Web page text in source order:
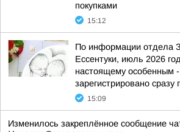
покупками
15:12
По информации отдела
Ессентуки, июль 2026
настоящему особенным -
зарегистрировано
15:09
Изменилось закреплённое сообщение